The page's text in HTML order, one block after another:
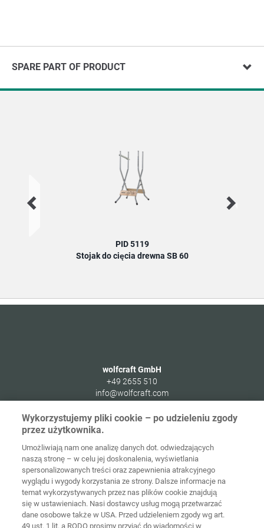
SPARE PART OF PRODUCT
PID 5119
Stojak do cięcia drewna SB 60
wolfcraft GmbH
+49 2655 510
info@wolfcraft.com
56746Kempenich
Strona
główna Kontakt Nota prawna
Ochrona
danych
Wykorzystujemy pliki cookie – po udzieleniu zgody
przez użytkownika.
Umożliwiają nam one analizę danych dot. odwiedzających
naszą stronę – w celu jej doskonalenia, wyświetlania
spersonalizowanych treści oraz zapewnienia atrakcyjnego
wyglądu i wygody korzystania ze strony. Dalsze informacje na
temat wykorzystywanych przez nas plików cookie znajdują
się w ustawieniach. Nasi dostawcy usług mogą przetwarzać
dane osobowe także w USA. Przed udzieleniem zgody wg art.
49 ust. 1 lit. a RODO prosimy przyjąć do wiadomości w